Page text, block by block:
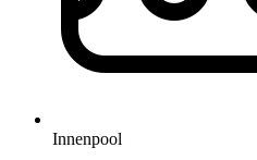
Innenpool